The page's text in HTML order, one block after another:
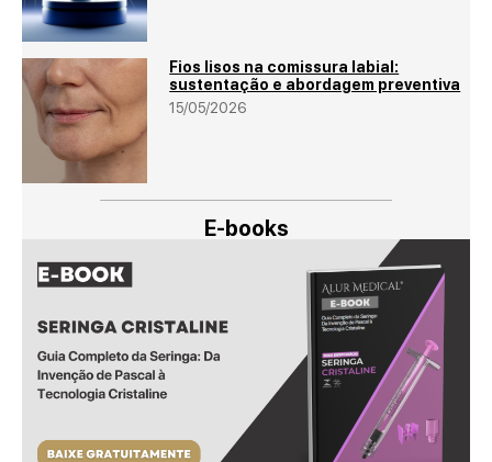
Fios lisos na comissura labial:
sustentação e abordagem preventiva
15/05/2026
E-books